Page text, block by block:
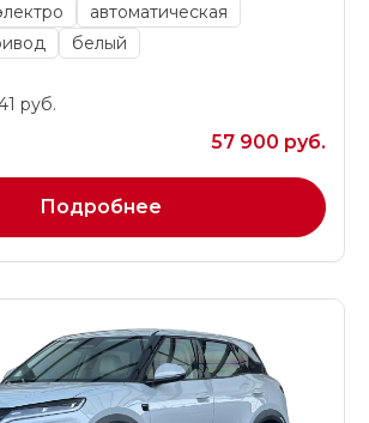
автоматическая
белый
руб.
57 900 руб.
Подробнее